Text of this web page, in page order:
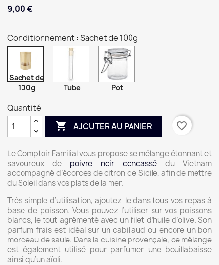
9,00 €
Conditionnement : Sachet de 100g
Sachet de
100g
Tube Pot
Quantité
 AJOUTER AU PANIER favorite_border
Le Comptoir Familial vous propose se mélange étonnant et
savoureux de poivre noir concassé du Vietnam
accompagné d’écorces de citron de Sicile, afin de mettre
du Soleil dans vos plats de la mer.
Très simple d’utilisation, ajoutez-le dans tous vos repas à
base de poisson. Vous pouvez l’utiliser sur vos poissons
blancs, le tout agrémenté avec un filet d’huile d’olive. Son
parfum frais est idéal sur un cabillaud ou encore un bon
morceau de saule. Dans la cuisine provençale, ce mélange
est également utilisé pour parfumer une bouillabaisse
ainsi qu’un aïoli.